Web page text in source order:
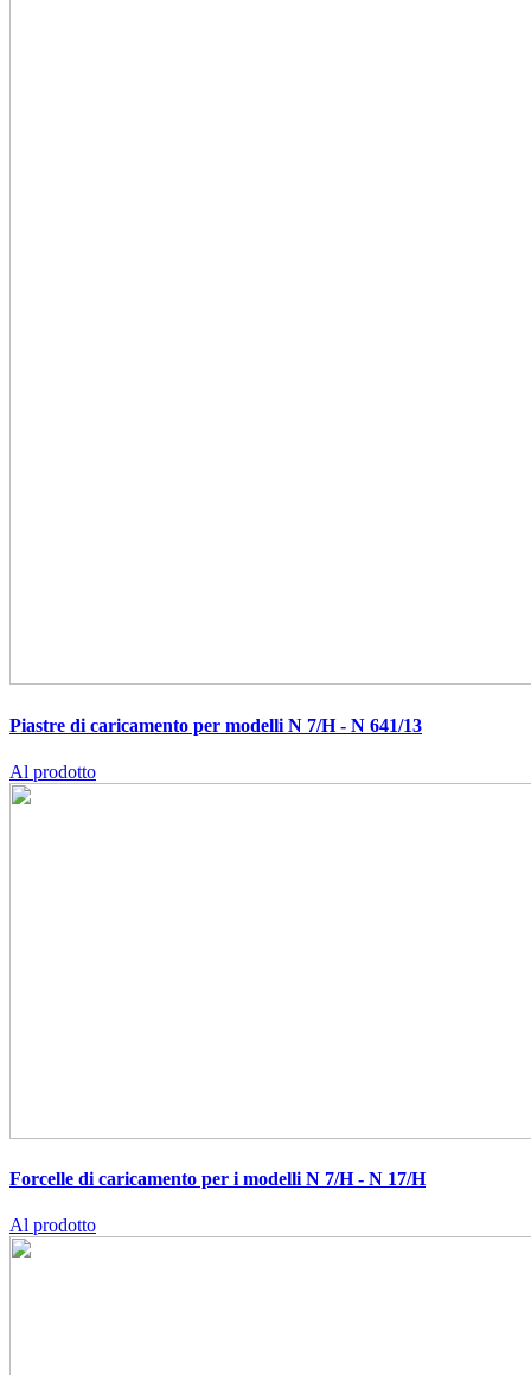
Piastre di caricamento per modelli N 7/H - N 641/13
Al prodotto
Forcelle di caricamento per i modelli N 7/H - N 17/H
Al prodotto